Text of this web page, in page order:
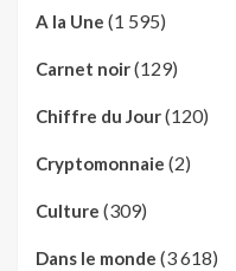
A la Une (1 595)
Carnet noir(129)
Chiffre du Jour(120)
Cryptomonnaie (2)
Culture (309)
Dans le monde (3 618)